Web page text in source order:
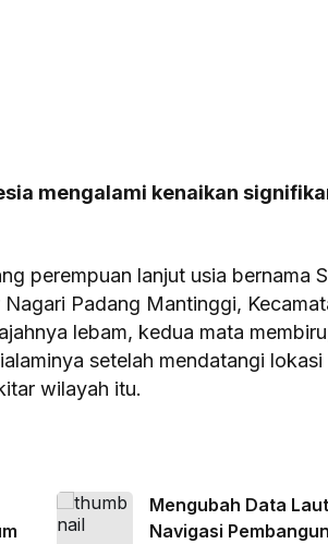
mengalami kenaikan
perempuan lanjut usia bernama
Padang Mantinggi,
lebam, kedua mata
setelah mendatangi
wilayah itu.
Mengubah Data
Navigasi